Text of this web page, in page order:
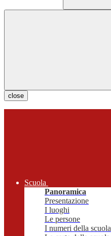
close
Scuola
Panoramica
Presentazione
I luoghi
Le persone
I numeri della scuola